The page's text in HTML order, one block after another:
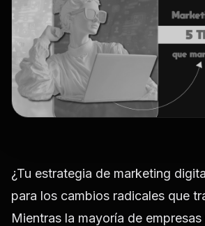
¿Tu estrategia de marketing
para los cambios radicales que
Mientras la mayoría de